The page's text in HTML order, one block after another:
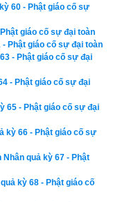
mà tội ác của tôi đã
ai được giết nó, rồi
dê. Dê được tự do,
mõm đá cao, vươn
ấy, trên đỉnh mõm
của tảng đá bị nẻ ra,
ấy, thế là dê bị đứt
đến tập trung xung
60 - Phật giáo cố sự
giáo cố sự đại toàn
Phật giáo cố sự đại toàn
- Phật giáo cố sự đại
- Phật giáo cố sự đại
65 - Phật giáo cố sự đại
kỳ 66 - Phật giáo cố sự
Nhân quả kỳ 67 - Phật
kỳ 68 - Phật giáo cố